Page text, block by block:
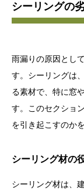
シーリングの
雨漏りの原因とし
す。シーリングは
る素材で、特に窓
す。このセクショ
を引き起こすのか
シーリング材の
シーリング材は、